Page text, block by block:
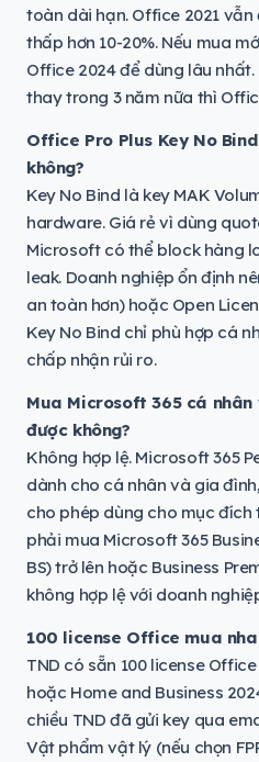
toàn dài hạn. Office 2021
thấp hơn 10-20%. Nếu mua
Office 2024 để dùng lâu
thay trong 3 năm nữa thì
Office Pro Plus Key No
không?
Key No Bind là key MAK
hardware. Giá rẻ vì dùng
Microsoft có thể block hàng
leak. Doanh nghiệp ổn định
an toàn hơn) hoặc Open
Key No Bind chỉ phù hợp cá
chấp nhận rủi ro.
Mua Microsoft 365 cá
được không?
Không hợp lệ. Microsoft 365
dành cho cá nhân và gia
cho phép dùng cho mục đích
phải mua Microsoft 365
BS) trở lên hoặc Business
không hợp lệ với doanh
100 license Office mua
TND có sẵn 100 license
hoặc Home and Business
chiều TND đã gửi key qua
Vật phẩm vật lý (nếu chọn